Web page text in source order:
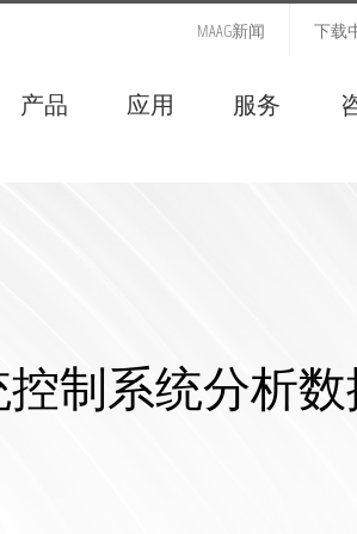
MAAG新闻 下载
产品 应用 服务
制系统分析